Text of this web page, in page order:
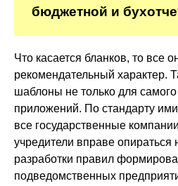
бюджетной и
Что касается бланков, то все
рекомендательный характер.
шаблоны не только для самого
приложений. По стандарту
все государственные
учредители вправе опираться
разработки правил
подведомственных